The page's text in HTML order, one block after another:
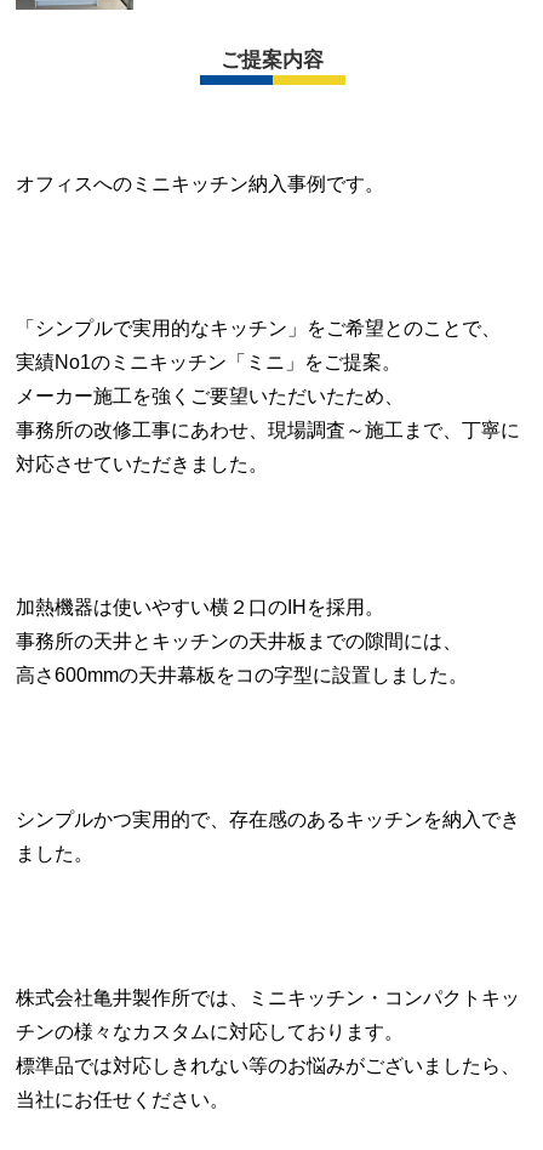
ご提案内容
オフィスへのミニキッチン納入事例です。
「シンプルで実用的なキッチン」をご希望とのことで、
実績No1のミニキッチン「ミニ」をご提案。
メーカー施工を強くご要望いただいたため、
事務所の改修工事にあわせ、現場調査～施工まで、丁寧に
対応させていただきました。
加熱機器は使いやすい横２口のIHを採用。
事務所の天井とキッチンの天井板までの隙間には、
高さ600mmの天井幕板をコの字型に設置しました。
シンプルかつ実用的で、存在感のあるキッチンを納入でき
ました。
株式会社亀井製作所では、ミニキッチン・コンパクトキッ
チンの様々なカスタムに対応しております。
標準品では対応しきれない等のお悩みがございましたら、
当社にお任せください。